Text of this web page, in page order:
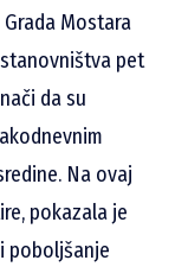
Mostara
pet
da su
Na ovaj
pokazala je
poboljšanje